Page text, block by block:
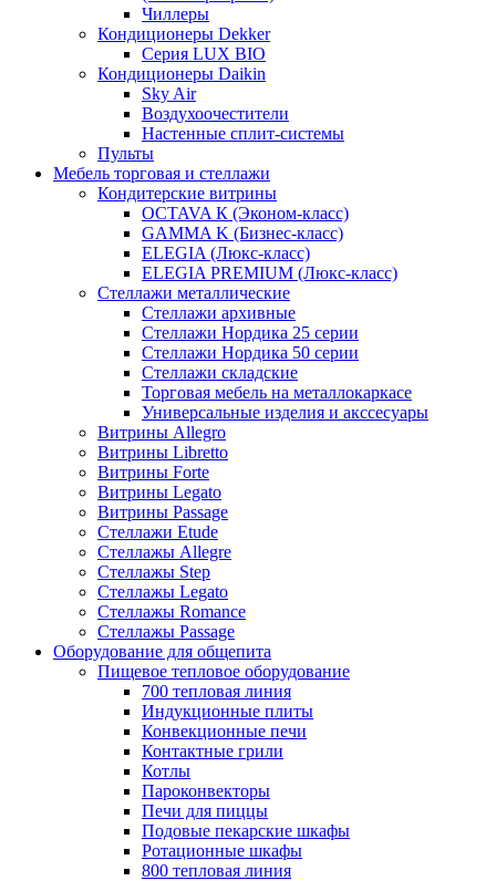
Чиллеры
Кондиционеры Dekker
Серия LUX BIO
Кондиционеры Daikin
Sky Air
Воздухоочестители
Настенные сплит-системы
Пульты
Мебель торговая и стеллажи
Кондитерские витрины
OCTAVA К (Эконом-класс)
GAMMA K (Бизнес-класс)
ELEGIA (Люкс-класс)
ELEGIA PREMIUM (Люкс-класс)
Стеллажи металлические
Стеллажи архивные
Стеллажи Нордика 25 серии
Стеллажи Нордика 50 серии
Стеллажи складские
Торговая мебель на металлокаркасе
Универсальные изделия и акссесуары
Витрины Allegro
Витрины Libretto
Витрины Forte
Витрины Legato
Витрины Passage
Стеллажи Etude
Стеллажы Allegre
Стеллажы Step
Стеллажы Legato
Стеллажы Romance
Стеллажы Passage
Оборудование для общепита
Пищевое тепловое оборудование
700 тепловая линия
Индукционные плиты
Конвекционные печи
Контактные грили
Котлы
Пароконвекторы
Печи для пиццы
Подовые пекарские шкафы
Ротационные шкафы
800 тепловая линия